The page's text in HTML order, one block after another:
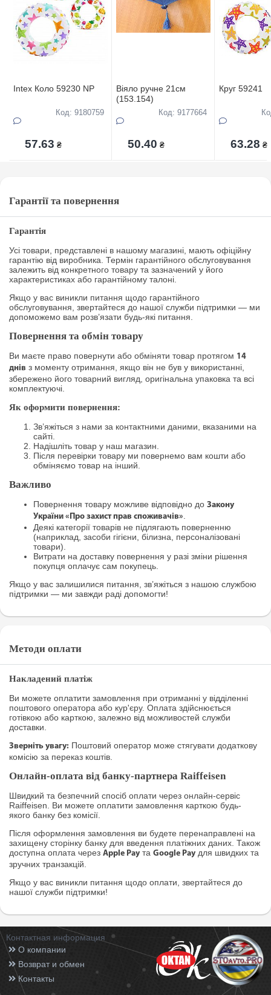
Intex Коло 59230 NP
Код: 9180759
57.63 ₴
Віяло ручне 21см
(153.154)
Код: 9177664
50.40 ₴
Круг 59241
63.28 ₴
Гарантії та повернення
Гарантія
Усі товари, представлені в нашому магазині, мають офіційну
гарантію від виробника. Термін гарантійного обслуговування
залежить від конкретного товару та зазначений у його
характеристиках або гарантійному талоні.
Якщо у вас виникли питання щодо гарантійного
обслуговування, звертайтеся до нашої служби підтримки — ми
допоможемо вам розв’язати будь-які питання.
Повернення та обмін товару
Ви маєте право повернути або обміняти товар протягом 14
днів з моменту отримання, якщо він не був у використанні,
збережено його товарний вигляд, оригінальна упаковка та всі
комплектуючі.
Як оформити повернення:
Зв’яжіться з нами за контактними даними, вказаними на
сайті.
Надішліть товар у наш магазин.
Після перевірки товару ми повернемо вам кошти або
обміняємо товар на інший.
Важливо
Повернення товару можливе відповідно до Закону
України «Про захист прав споживачів»
Деякі категорії товарів не підлягають поверненню
(наприклад, засоби гігієни, білизна, персоналізовані
товари).
Витрати на доставку повернення у разі зміни рішення
покупця оплачує сам покупець.
Якщо у вас залишилися питання, зв’яжіться з нашою службою
підтримки — ми завжди раді допомогти!
Методи оплати
Накладений платіж
Ви можете оплатити замовлення при отриманні у відділенні
поштового оператора або кур'єру. Оплата здійснюється
готівкою або карткою, залежно від можливостей служби
доставки.
Зверніть увагу: Поштовий оператор може стягувати додаткову
комісію за переказ коштів.
Онлайн-оплата від банку-партнера Raiffeisen
Швидкий та безпечний спосіб оплати через онлайн-сервіс
Raiffeisen. Ви можете оплатити замовлення карткою будь-
якого банку без комісії.
Після оформлення замовлення ви будете перенаправлені на
захищену сторінку банку для введення платіжних даних. Також
доступна оплата через Apple Pay та Google Pay для швидких та
зручних транзакцій.
Якщо у вас виникли питання щодо оплати, звертайтеся до
нашої служби підтримки!
Контактная информация
О компании
Возврат и обмен
Контакты